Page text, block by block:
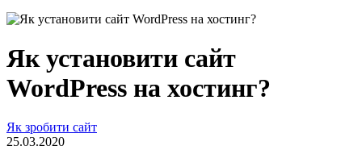
Як установити сайт
WordPress на хостинг?
Як зробити сайт
25.03.2020